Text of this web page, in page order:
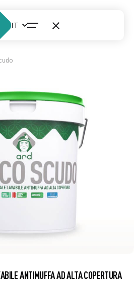
ANTIMUFFA AD ALTA COPERTURA